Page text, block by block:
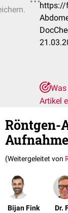
https://
Artikel
Röntgen-
(Weitergeleitet von
Bijan Fink Dr.